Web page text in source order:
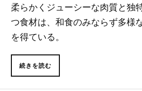
柔らかくジューシーな肉質と独
つ食材は、和食のみならず多様
を得ている。
続きを読む